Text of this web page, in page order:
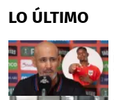
LO ÚLTIMO